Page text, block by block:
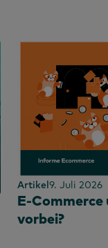
Artikel9. Juli 2026
E-Commerce
vorbei?